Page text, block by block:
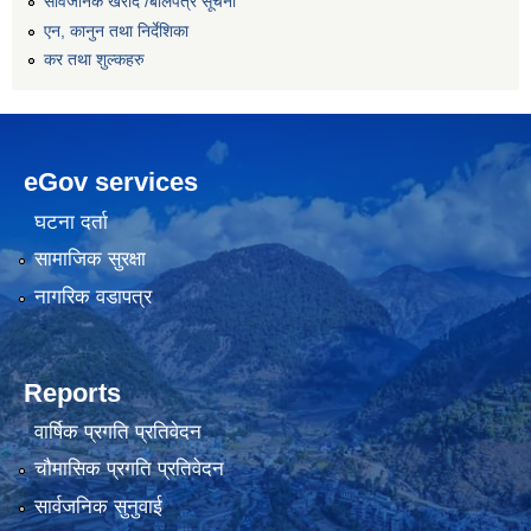
एन, कानुन तथा निर्देशिका
कर तथा शुल्कहरु
eGov services
घटना दर्ता
सामाजिक सुरक्षा
नागरिक वडापत्र
Reports
वार्षिक प्रगति प्रतिवेदन
चौमासिक प्रगति प्रतिवेदन
सार्वजनिक सुनुवाई